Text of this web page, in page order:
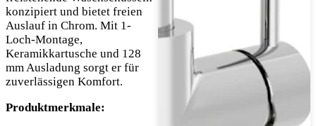
konzipiert und bietet freien
Auslauf in Chrom. Mit 1-
Loch-Montage,
Keramikkartusche und 128
mm Ausladung sorgt er für
zuverlässigen Komfort.
Produktmerkmale: